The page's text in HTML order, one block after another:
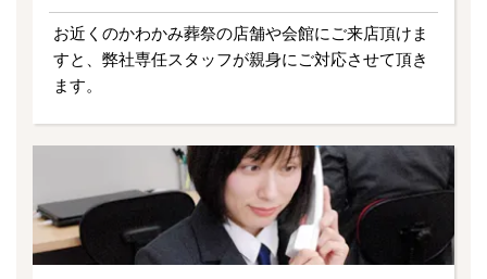
お近くのかわかみ葬祭の店舗や会館にご来店頂けま
すと、弊社専任スタッフが親身にご対応させて頂き
ます。